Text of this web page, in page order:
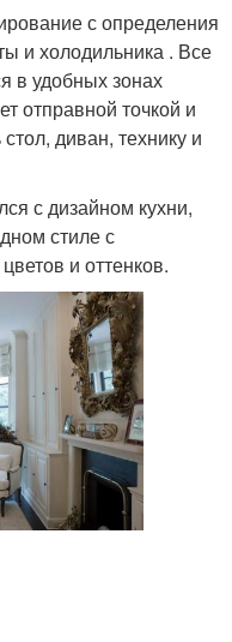
с определения
и холодильника . Все
в удобных зонах
отправной точкой и
диван, технику и
с дизайном кухни,
стиле с
и оттенков.